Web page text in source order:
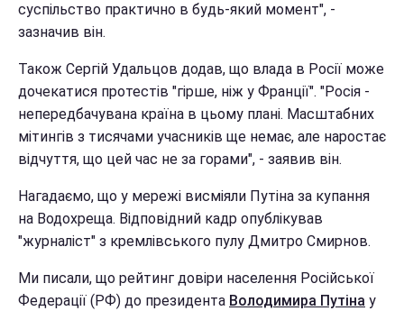
суспільство практично в будь-який момент", -
зазначив він.
Також Сергій Удальцов додав, що влада в Росії може
дочекатися протестів "гірше, ніж у Франції". "Росія -
непередбачувана країна в цьому плані. Масштабних
мітингів з тисячами учасників ще немає, але наростає
відчуття, що цей час не за горами", - заявив він.
Нагадаємо, що у мережі висміяли Путіна за купання
на Водохреща. Відповідний кадр опублікував
"журналіст" з кремлівського пулу Дмитро Смирнов.
Ми писали, що рейтинг довіри населення Російської
Федерації (РФ) до президента Володимира Путіна у